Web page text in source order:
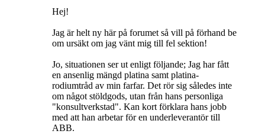
Hej!
Jag är helt ny här på forumet så vill på förhand be
om ursäkt om jag vänt mig till fel sektion!
Jo, situationen ser ut enligt följande; Jag har fått
en ansenlig mängd platina samt platina-
rodiumtråd av min farfar. Det rör sig således inte
om något stöldgods, utan från hans personliga
"konsultverkstad". Kan kort förklara hans jobb
med att han arbetar för en underleverantör till
ABB.